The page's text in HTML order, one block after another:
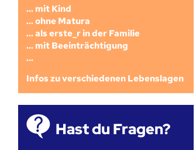
... mit Kind
... ohne Matura
... als erste_r in der Familie
... mit Beeinträchtigung
...
Infos zu verschiedenen Lebenslagen
Hast du Fragen?